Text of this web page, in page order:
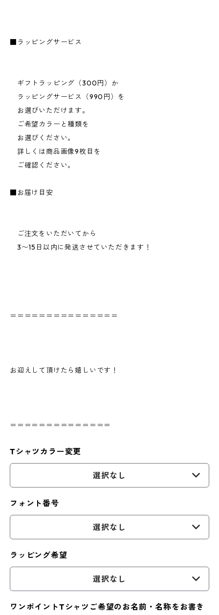
■ラッピングサービス
ギフトラッピング（300円）か
ラッピングサービス（990円）を
お選びいただけます。
ご希望カラーと種類を
お選びください。
詳しくは商品画像9枚目を
ご確認ください。
■お届け目安
ご注文をいただいてから
3〜15日以内に発送させていただきます！
＝＝＝＝＝＝＝＝＝＝＝＝＝＝＝
お迎えして頂けたら嬉しいです！
＝＝＝＝＝＝＝＝＝＝＝＝＝＝
Tシャツカラー変更
選択なし
フォント番号
選択なし
ラッピング希望
選択なし
ワンポイントTシャツご希望のお名前・名称をお書き